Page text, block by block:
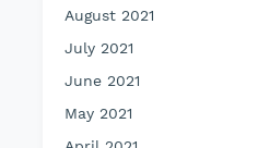
August 2021
July 2021
June 2021
May 2021